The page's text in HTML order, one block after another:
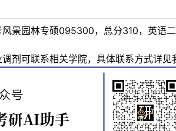
景园林专硕095300，总分310，英语
剂可联系相关学院，具体联系方式详见